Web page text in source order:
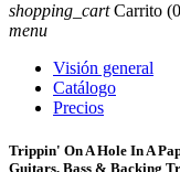
shopping_cart Carrito
menu
Visión general
Catálogo
Precios
Trippin' On A Hole In A
Guitars, Bass & Backing